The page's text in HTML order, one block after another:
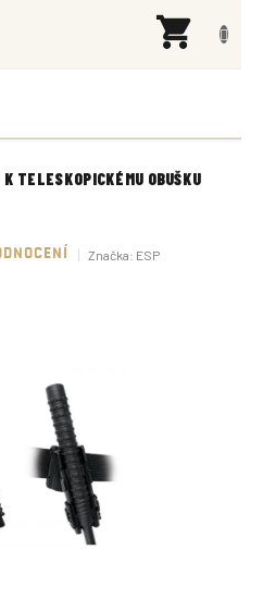
TELESKOPICKÉMU OBUŠKU
Značka: ESP